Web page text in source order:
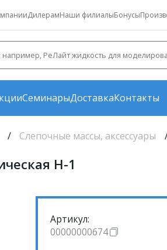
ДилерамНаши филиалыБонусы
СеминарыДоставкаКонтакты
Слепочные массы, аксессуары
Н-1
Артикул:
00000000674